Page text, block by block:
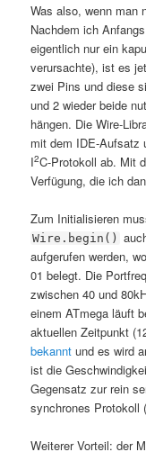
Was also, wenn man
Nachdem ich
eigentlich nur ein
verursachte), ist es
zwei Pins und diese
und 2 wieder beide
hängen. Die Wire-
mit dem IDE-Aufsatz
I2C-Protokoll ab. Mit
Verfügung, die ich
Zum Initialisieren
Wire.begin()
aufgerufen werden,
01 belegt. Die
zwischen 40 und
einem ATmega läuft
aktuellen Zeitpunkt
bekannt und es wird
ist die
Gegensatz zur rein
synchrones Protokoll
Weiterer Vorteil: der